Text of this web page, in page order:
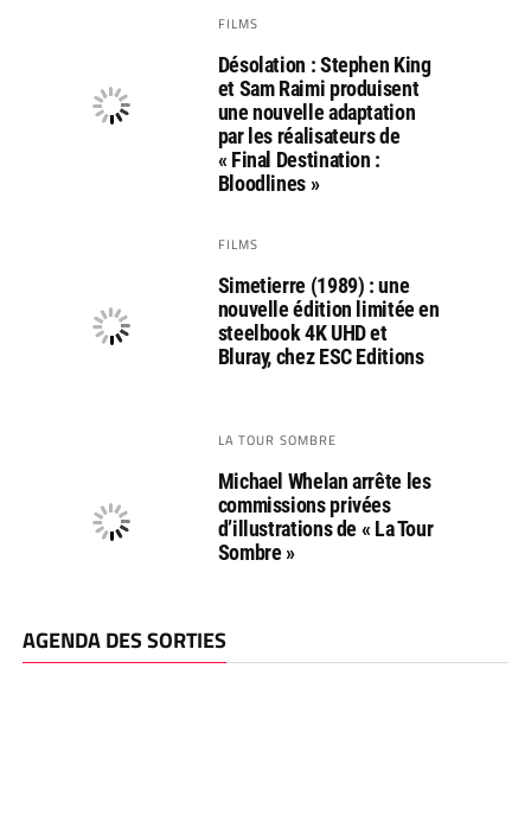
FILMS
Désolation : Stephen King
et Sam Raimi produisent
une nouvelle adaptation
par les réalisateurs de
« Final Destination :
Bloodlines »
FILMS
Simetierre (1989) : une
nouvelle édition limitée en
steelbook 4K UHD et
Bluray, chez ESC Editions
LA TOUR SOMBRE
Michael Whelan arrête les
commissions privées
d’illustrations de « La Tour
Sombre »
AGENDA DES SORTIES